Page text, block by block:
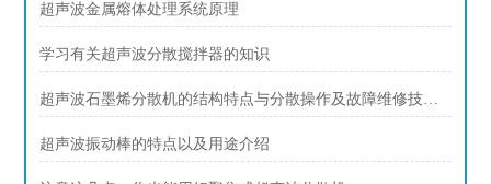
超声波金属熔体处理系统原理
学习有关超声波分散搅拌器的知识
超声波石墨烯分散机的结构特点与分散操作及故障维修技术讲解
超声波振动棒的特点以及用途介绍